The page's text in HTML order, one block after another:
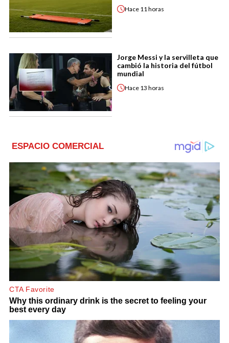
Hace 11 horas
Jorge Messi y la servilleta que
cambió la historia del fútbol
mundial
Hace 13 horas